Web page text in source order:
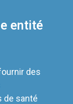
entité
des
de santé